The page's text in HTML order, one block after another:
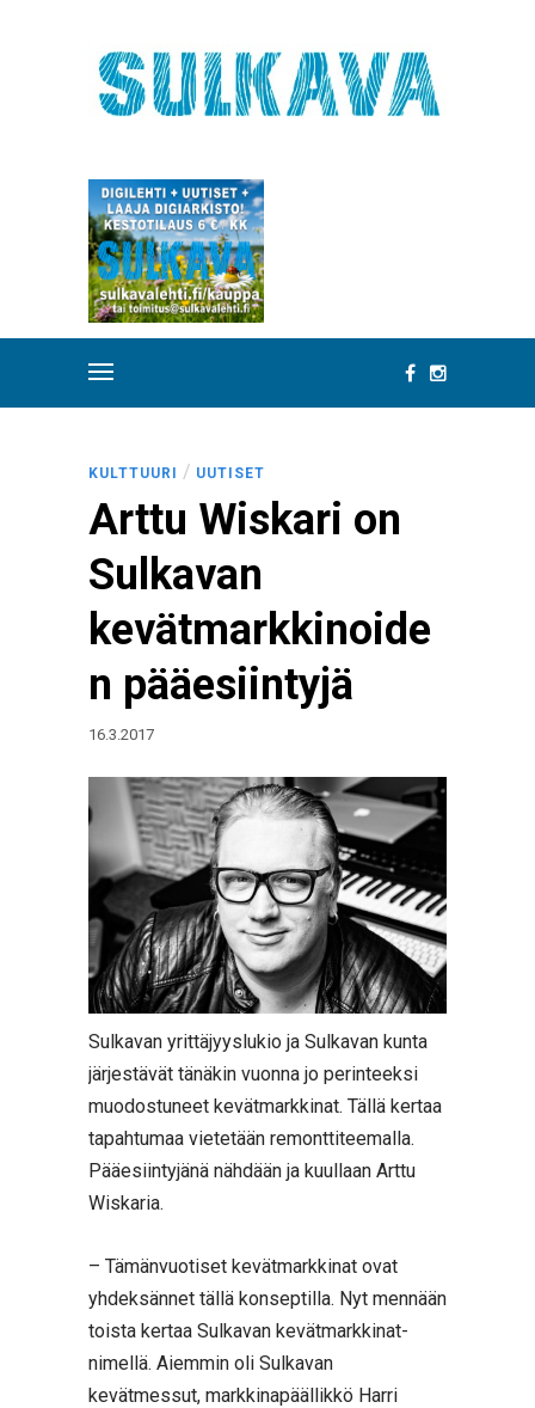
KULTTUURI / UUTISET
Arttu Wiskari on
Sulkavan
kevätmarkkinoide
n pääesiintyjä
16.3.2017
Sulkavan yrittäjyyslukio ja Sulkavan kunta
järjestävät tänäkin vuonna jo perinteeksi
muodostuneet kevätmarkkinat. Tällä kertaa
tapahtumaa vietetään remonttiteemalla.
Pääesiintyjänä nähdään ja kuullaan Arttu
Wiskaria.
– Tämänvuotiset kevätmarkkinat ovat
yhdeksännet tällä konseptilla. Nyt mennään
toista kertaa Sulkavan kevätmarkkinat-
nimellä. Aiemmin oli Sulkavan
kevätmessut, markkinapäällikkö Harri